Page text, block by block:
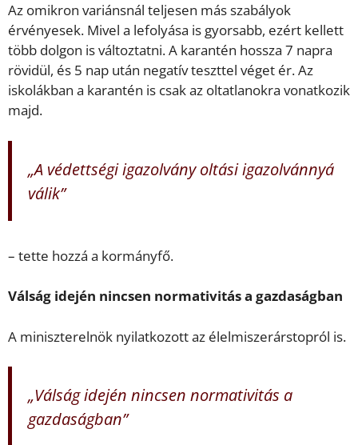
Az omikron variánsnál teljesen más szabályok
érvényesek. Mivel a lefolyása is gyorsabb, ezért kellett
több dolgon is változtatni. A karantén hossza 7 napra
rövidül, és 5 nap után negatív teszttel véget ér. Az
iskolákban a karantén is csak az oltatlanokra vonatkozik
majd.
„A védettségi igazolvány oltási igazolvánnyá
válik”
– tette hozzá a kormányfő.
Válság idején nincsen normativitás a gazdaságban
A miniszterelnök nyilatkozott az élelmiszerárstopról is.
„Válság idején nincsen normativitás a
gazdaságban”